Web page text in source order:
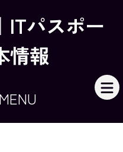
ITパスポー
情報